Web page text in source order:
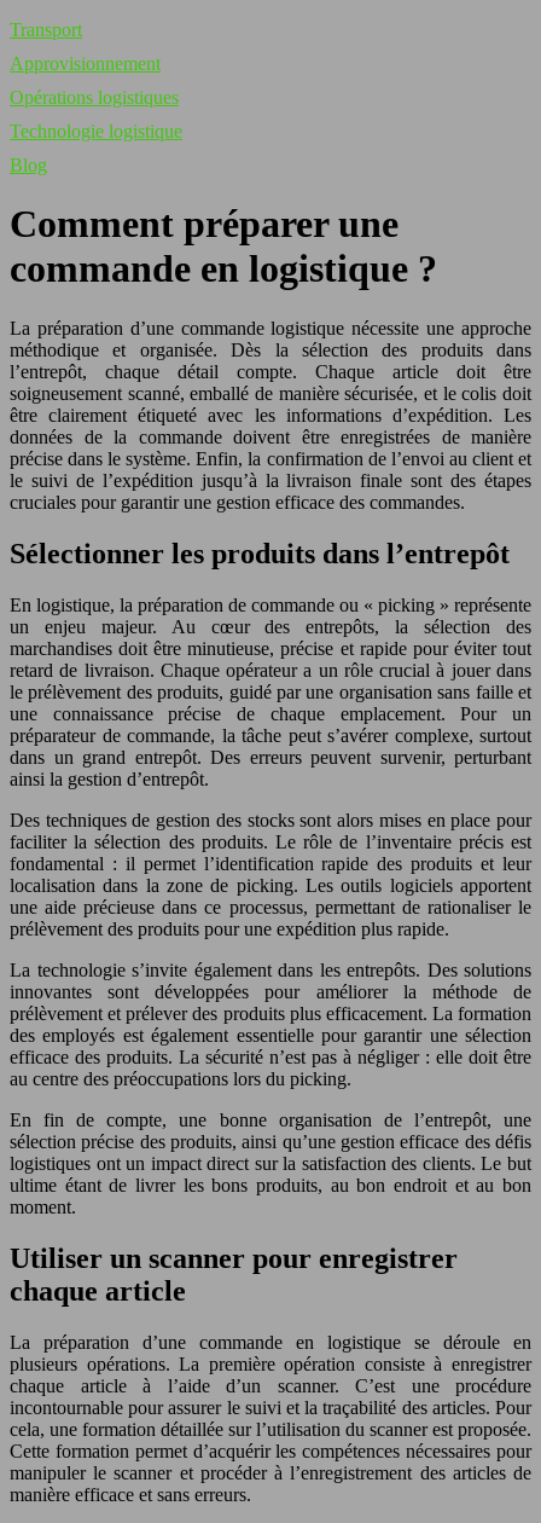
Transport
Approvisionnement
Opérations logistiques
Technologie logistique
Blog
Comment préparer une
commande en logistique ?
La préparation d’une commande logistique nécessite une approche
méthodique et organisée. Dès la sélection des produits dans
l’entrepôt, chaque détail compte. Chaque article doit être
soigneusement scanné, emballé de manière sécurisée, et le colis doit
être clairement étiqueté avec les informations d’expédition. Les
données de la commande doivent être enregistrées de manière
précise dans le système. Enfin, la confirmation de l’envoi au client et
le suivi de l’expédition jusqu’à la livraison finale sont des étapes
cruciales pour garantir une gestion efficace des commandes.
Sélectionner les produits dans l’entrepôt
En logistique, la préparation de commande ou « picking » représente
un enjeu majeur. Au cœur des entrepôts, la sélection des
marchandises doit être minutieuse, précise et rapide pour éviter tout
retard de livraison. Chaque opérateur a un rôle crucial à jouer dans
le prélèvement des produits, guidé par une organisation sans faille et
une connaissance précise de chaque emplacement. Pour un
préparateur de commande, la tâche peut s’avérer complexe, surtout
dans un grand entrepôt. Des erreurs peuvent survenir, perturbant
ainsi la gestion d’entrepôt.
Des techniques de gestion des stocks sont alors mises en place pour
faciliter la sélection des produits. Le rôle de l’inventaire précis est
fondamental : il permet l’identification rapide des produits et leur
localisation dans la zone de picking. Les outils logiciels apportent
une aide précieuse dans ce processus, permettant de rationaliser le
prélèvement des produits pour une expédition plus rapide.
La technologie s’invite également dans les entrepôts. Des solutions
innovantes sont développées pour améliorer la méthode de
prélèvement et prélever des produits plus efficacement. La formation
des employés est également essentielle pour garantir une sélection
efficace des produits. La sécurité n’est pas à négliger : elle doit être
au centre des préoccupations lors du picking.
En fin de compte, une bonne organisation de l’entrepôt, une
sélection précise des produits, ainsi qu’une gestion efficace des défis
logistiques ont un impact direct sur la satisfaction des clients. Le but
ultime étant de livrer les bons produits, au bon endroit et au bon
moment.
Utiliser un scanner pour enregistrer
chaque article
La préparation d’une commande en logistique se déroule en
plusieurs opérations. La première opération consiste à enregistrer
chaque article à l’aide d’un scanner. C’est une procédure
incontournable pour assurer le suivi et la traçabilité des articles. Pour
cela, une formation détaillée sur l’utilisation du scanner est proposée.
Cette formation permet d’acquérir les compétences nécessaires pour
manipuler le scanner et procéder à l’enregistrement des articles de
manière efficace et sans erreurs.